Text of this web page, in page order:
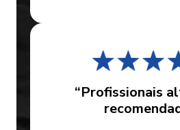
“Profissionais